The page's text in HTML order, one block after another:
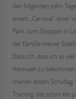
den folgenden zehn
einem „Carnival“, einer
Park, zum Shoppen in
der Familie meiner
Dadurch, dass ich so
Heimweh zu
meinen ersten
Training, das schon ein